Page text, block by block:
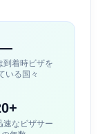
到着時ビザを
いる国々
速なビザサー